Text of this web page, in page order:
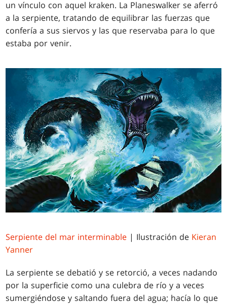
un vínculo con aquel kraken. La Planeswalker se aferró
a la serpiente, tratando de equilibrar las fuerzas que
confería a sus siervos y las que reservaba para lo que
estaba por venir.
Serpiente del mar interminable | Ilustración de Kieran
Yanner
La serpiente se debatió y se retorció, a veces nadando
por la superficie como una culebra de río y a veces
sumergiéndose y saltando fuera del agua; hacía lo que